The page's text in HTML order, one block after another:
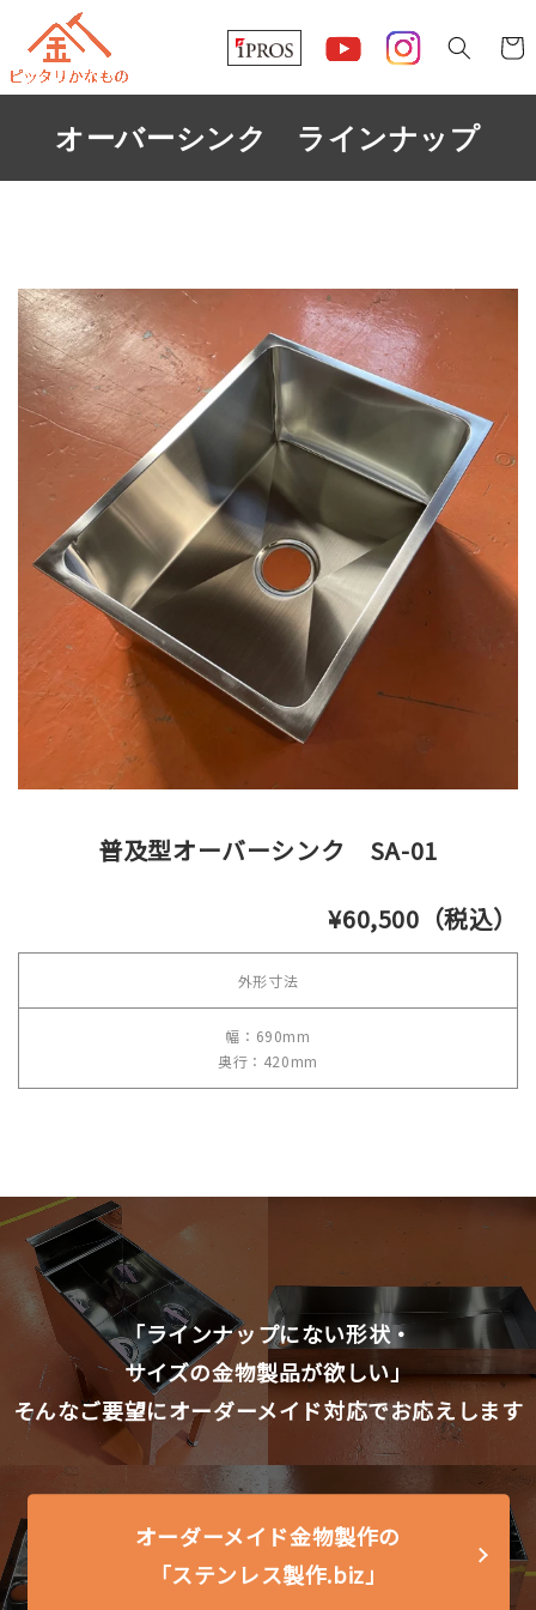
ンツに
進む
ー
オーバーシンク ラインナップ
普及型オーバーシンク SA-01
¥60,500（税込）
外形寸法
幅：690mm
奥行：420mm
「ラインナップにない形状・
サイズの金物製品が欲しい」
そんなご要望にオーダーメイド対応でお応えします
オーダーメイド金物製作の
「ステンレス製作.biz」